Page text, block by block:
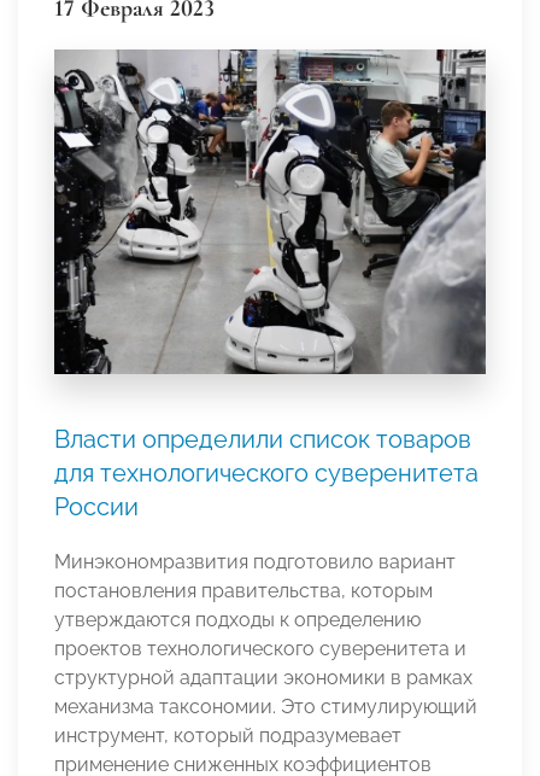
17 Февраля 2023
Власти определили список товаров
для технологического суверенитета
России
Минэкономразвития подготовило вариант
постановления правительства, которым
утверждаются подходы к определению
проектов технологического суверенитета и
структурной адаптации экономики в рамках
механизма таксономии. Это стимулирующий
инструмент, который подразумевает
применение сниженных коэффициентов